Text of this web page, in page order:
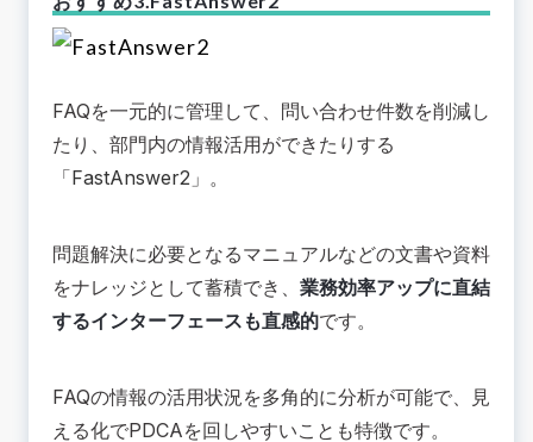
FAQを一元的に管理して、問い合わせ件数を削減し
たり、部門内の情報活用ができたりする
「FastAnswer2 」。
問題解決に必要となるマニュアルなどの文書や資料
をナレッジとして蓄積でき、 業務効率アップに直結
するインターフェースも直感的です。
FAQの情報の活用状況を多角的に分析が可能で、見
える化でPDCAを回しやすいことも特徴です。